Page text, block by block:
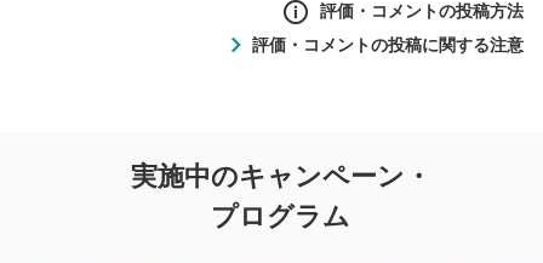
評価・コメントの投稿方法
評価・コメントの投稿に関する注意
投稿に関する注意
実施中のキャンペーン・
プログラム